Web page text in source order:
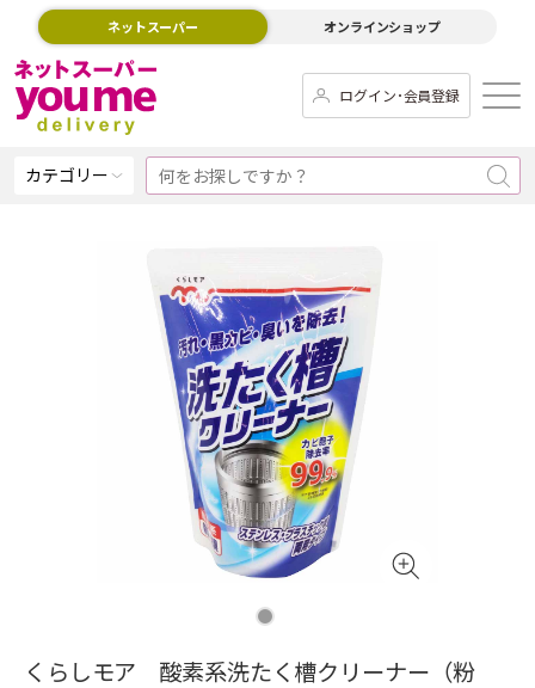
ネットスーパー オンラインショップ
ログイン･会員登録
カテゴリー
くらしモア 酸素系洗たく槽クリーナー（粉